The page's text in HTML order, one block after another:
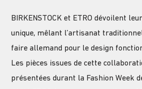
BIRKENSTOCK et ETRO dévoilent
unique, mêlant l’artisanat
faire allemand pour le design
Les pièces issues de cette
présentées durant la Fashion Week